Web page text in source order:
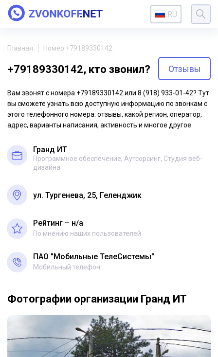
RU
Главная Номер +79189330142
+79189330142, кто звонил? Отзывы
Вам звонят с номера +79189330142 или 8 (918) 933-01-42? Тут
вы сможете узнать всю доступную информацию по звонкам с
этого телефонного номера: отзывы, какой регион, оператор,
адрес, варианты написания, активность и многое другое.
Гранд ИТ
Программное обеспечение, Аутсорсинг, Студия веб-
дизайна
ул. Тургенева, 25, Геленджик
Рейтинг – н/a
По мнению наших пользователей
ПАО "Мобильные ТелеСистемы"
Мобильный телефон
Фотографии организации Гранд ИТ